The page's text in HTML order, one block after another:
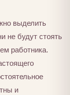
выделить
не будут стоять
работника.
и